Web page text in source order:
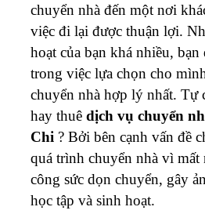
chuyển nhà đến một nơi
việc đi lại được thuận lợi.
hoạt của bạn khá nhiều, bạn
trong việc lựa chọn cho
chuyển nhà hợp lý nhất. Tự
hay thuê dịch vụ chuyển
Chi ? Bởi bên cạnh vấn đề
quá trình chuyển nhà vì mất
công sức dọn chuyển, gây
học tập và sinh hoạt.